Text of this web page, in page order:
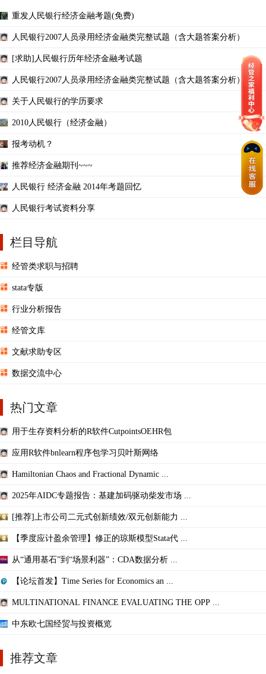
重发人民银行经济金融考题(免费)
人民银行2007人员录用经济金融类完整试题（含大题答案分析）
[求助]人民银行历年经济金融考试题
人民银行2007人员录用经济金融类完整试题（含大题答案分析）
关于人民银行的学历要求
2010人民银行（经济金融）
报考动机？
推荐经济金融期刊~~~
人民银行 经济金融 2014年考题回忆
人民银行考试资料分享
栏目导航
经管类求职与招聘
stata专版
行业分析报告
经管文库
文献求助专区
数据交流中心
热门文章
用于生存资料分析的R软件CutpointsOEHR包
应用R软件bnlearn程序包学习贝叶斯网络
Hamiltonian Chaos and Fractional Dynamic ...
2025年AIDC专题报告：基建加码驱动柴发市场 ...
[推荐]上市公司二元式创新绩效/双元创新能力 ...
【季度应计盈余管理】修正的琼斯模型Stata代 ...
从“通用基石”到“场景利器”：CDA数据分析 ...
【论坛首发】Time Series for Economics an ...
MULTINATIONAL FINANCE EVALUATING THE OPP ...
中东欧七国经贸与投资概览
推荐文章